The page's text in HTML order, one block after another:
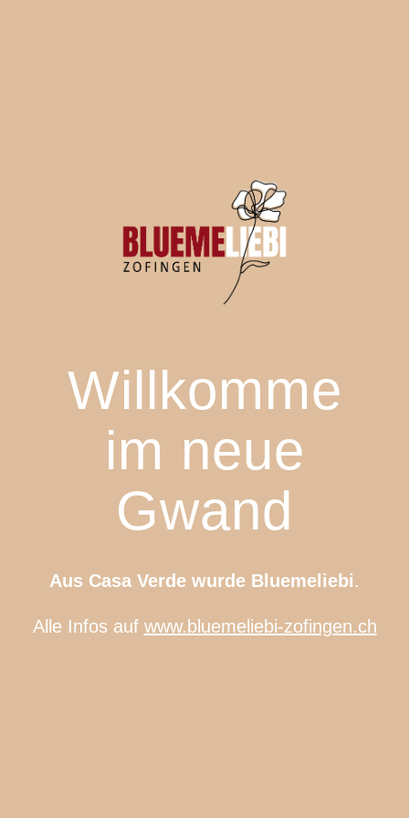
Willkomme
im neue
Gwand
Aus Casa Verde wurde Bluemeliebi.
Alle Infos auf www.bluemeliebi-zofingen.ch